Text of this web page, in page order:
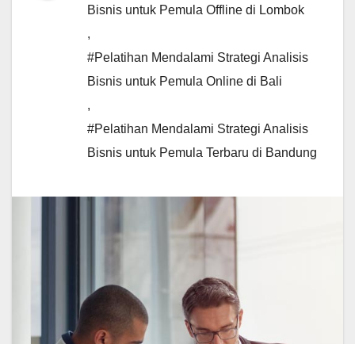
Bisnis untuk Pemula Offline di Lombok
,
#Pelatihan Mendalami Strategi Analisis
Bisnis untuk Pemula Online di Bali
,
#Pelatihan Mendalami Strategi Analisis
Bisnis untuk Pemula Terbaru di Bandung